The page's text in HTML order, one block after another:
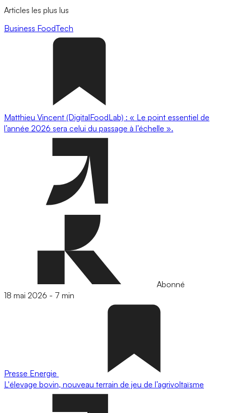
Articles les plus lus
Business FoodTech
Matthieu Vincent (DigitalFoodLab) : « Le point essentiel de
l’année 2026 sera celui du passage à l’échelle ».
Abonné
18 mai 2026 - 7 min
Presse Energie
L'élevage bovin, nouveau terrain de jeu de l’agrivoltaïsme